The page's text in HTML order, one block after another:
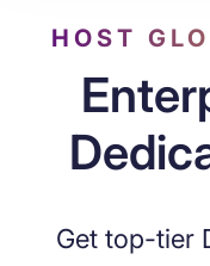
HOST
Get top-tier